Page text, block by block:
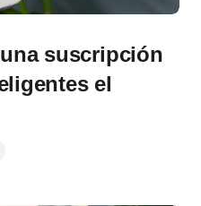
suscripción
el